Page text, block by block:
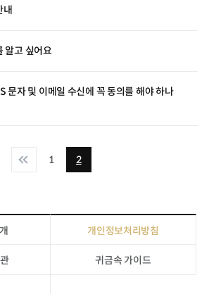
내
알고 싶어요
문자 및 이메일 수신에 꼭 동의를 해야 하나
1 2
개인정보처리방침
귀금속 가이드